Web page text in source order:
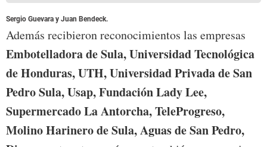
Sergio Guevara y Juan Bendeck.
Además recibieron reconocimientos las empresas
Embotelladora de Sula, Universidad Tecnológica
de Honduras, UTH, Universidad Privada de San
Pedro Sula, Usap, Fundación Lady Lee,
Supermercado La Antorcha, TeleProgreso,
Molino Harinero de Sula, Aguas de San Pedro,